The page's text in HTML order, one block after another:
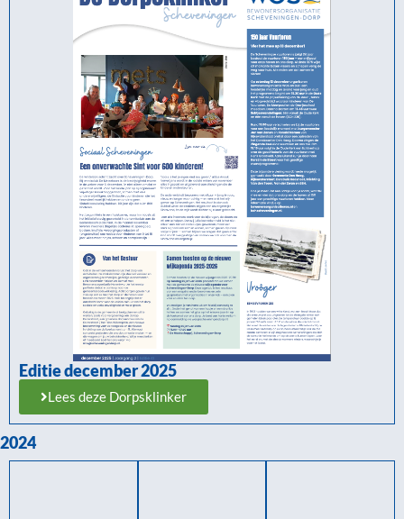
Editie december 2025
Lees deze Dorpsklinker
2024